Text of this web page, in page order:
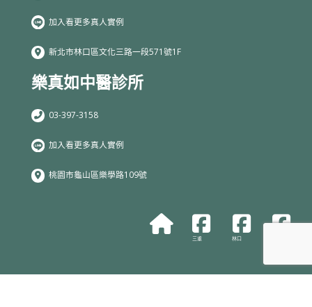
加入看更多真人實例
新北市林口區文化三路一段571號1F
樂真如中醫診所
03-397-3158
加入看更多真人實例
桃園市龜山區樂學路109號